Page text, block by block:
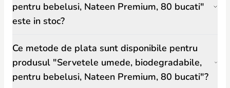
pentru bebelusi, Nateen Premium, 80 bucati"
este in stoc?
Ce metode de plata sunt disponibile pentru
produsul "Servetele umede, biodegradabile,
pentru bebelusi, Nateen Premium, 80 bucati"?